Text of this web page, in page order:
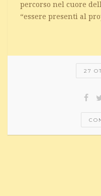
percorso nel cuore
“essere presenti al
27